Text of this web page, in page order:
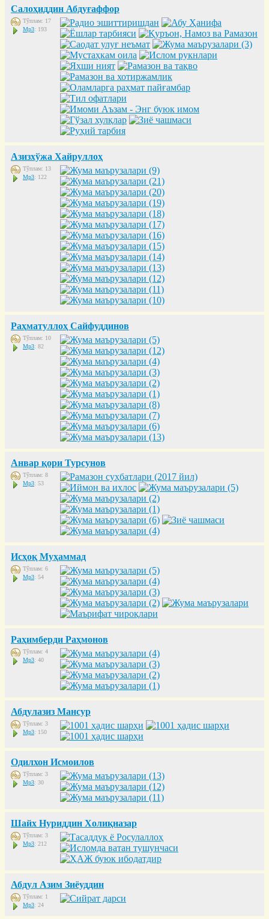
Салоҳиддин Абдуғаффор
Тўплам: 17
Mp3: 193
Азизхўжа Хайруллоҳ
Тўплам: 13
Mp3: 122
Раҳматуллоҳ Сайфуддинов
Тўплам: 10
Mp3: 82
Анвар қори Турсунов
Тўплам: 8
Mp3: 53
Исҳоқ Муҳаммад
Тўплам: 6
Mp3: 54
Раҳимберди Раҳмонов
Тўплам: 4
Mp3: 40
Абдулазиз Мансур
Тўплам: 3
Mp3: 150
Одилхон Исмоилов
Тўплам: 3
Mp3: 30
Шайх Нуриддин Холиқназар
Тўплам: 3
Mp3: 212
Абдул Азим Зиёуддин
Тўплам: 1
Mp3: 24